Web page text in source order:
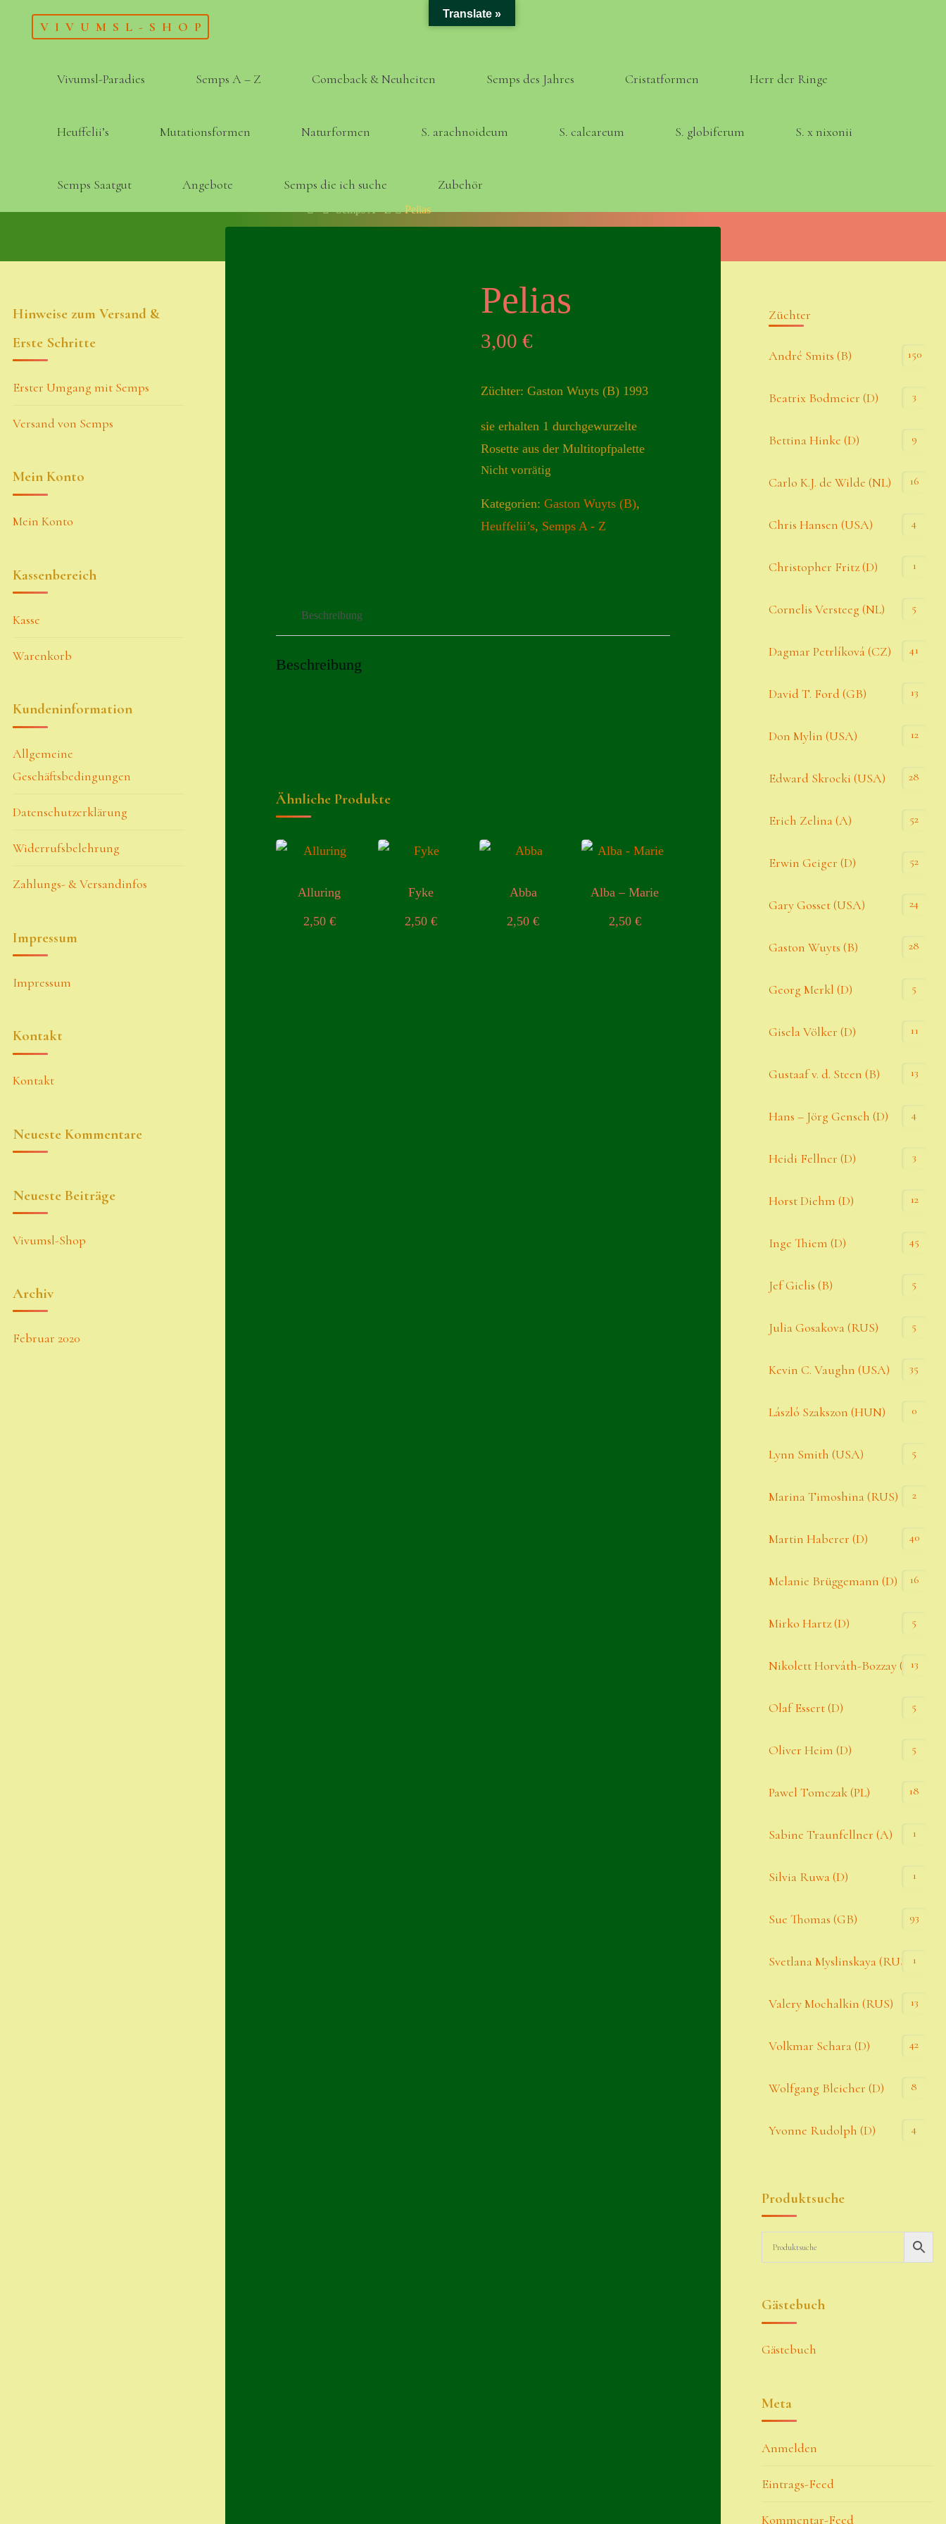
VIVUMSL-SHOP
Vivumsl-Paradies Semps A – Z Comeback & Neuheiten Semps des Jahres Cristatformen Herr der Ringe
Heuffelii’s Mutationsformen Naturformen S. arachnoideum S. calcareum S. globiferum S. x nixonii
Semps Saatgut Angebote Semps die ich suche Zubehör
Kasse
HomeSemps A - Z Pelias
Pelias
3,00€
Züchter: Gaston Wuyts (B) 1993
sie erhalten 1 durchgewurzelte
Rosette aus der Multitopfpalette
Nicht vorrätig
Kategorien:Gaston Wuyts (B),
Heuffelii’s, Semps A - Z
Beschreibung
Beschreibung
Ähnliche Produkte
Alluring
2,50 €
Fyke
2,50€
Abba
2,50€
Alba – Marie
2,50 €
Hinweise zum Versand &
Erste Schritte
Erster Umgang mit Semps
Versand von Semps
Mein Konto
Mein Konto
Kassenbereich
Kasse
Warenkorb
Kundeninformation
Allgemeine
Geschäftsbedingungen
Datenschutzerklärung
Widerrufsbelehrung
Zahlungs- & Versandinfos
Impressum
Impressum
Kontakt
Kontakt
Neueste Kommentare
Neueste Beiträge
Vivumsl-Shop
Archiv
Februar 2020
Züchter
André Smits (B) 150
Beatrix Bodmeier (D) 3
Bettina Hinke (D) 9
Carlo K.J. de Wilde (NL) 16
Chris Hansen (USA) 4
Christopher Fritz (D) 1
Cornelis Versteeg (NL) 5
Dagmar Petrlíková (CZ) 41
David T. Ford (GB) 13
Don Mylin (USA) 12
Edward Skrocki (USA) 28
Erich Zelina (A) 52
Erwin Geiger (D) 52
Gary Gosset (USA) 24
Gaston Wuyts (B) 28
Georg Merkl (D) 5
Gisela Völker (D) 11
Gustaaf v. d. Steen (B) 13
Hans – Jörg Gensch (D) 4
Heidi Fellner (D) 3
Horst Diehm (D) 12
Inge Thiem (D) 45
Jef Gielis (B) 5
Julia Gosakova (RUS) 5
Kevin C. Vaughn (USA) 35
László Szakszon (HUN) 0
Lynn Smith (USA) 5
Marina Timoshina (RUS) 2
Martin Haberer (D) 40
Melanie Brüggemann (D) 16
Mirko Hartz (D) 5
Nikolett Horváth-Bozzay (A)13
Olaf Essert (D) 5
Oliver Heim (D) 5
Pawel Tomczak (PL) 18
Sabine Traunfellner (A) 1
Silvia Ruwa (D) 1
Sue Thomas (GB) 93
Svetlana Myslinskaya (RUS) 1
Valery Mochalkin (RUS) 13
Volkmar Schara (D) 42
Wolfgang Bleicher (D) 8
Yvonne Rudolph (D) 4
Produktsuche
Gästebuch
Gästebuch
Meta
Anmelden
Eintrags-Feed
Kommentar-Feed
Translate »